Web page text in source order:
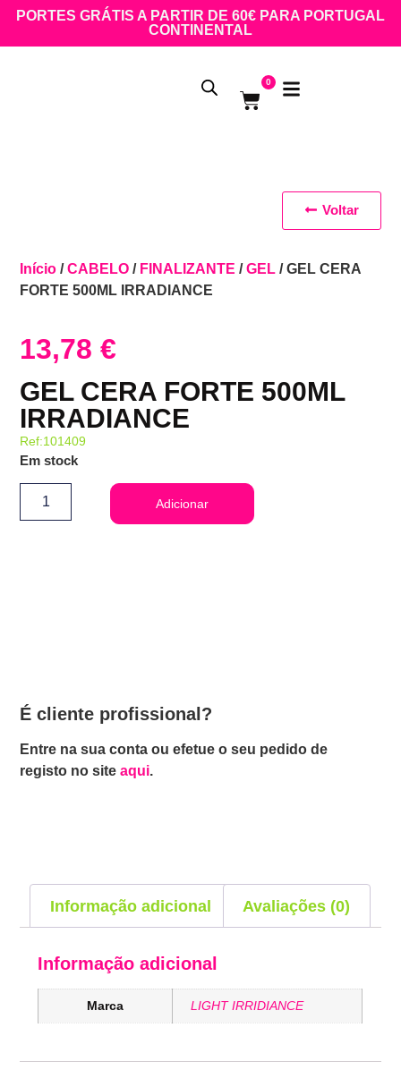
PORTES GRÁTIS A PARTIR DE 60€ PARA PORTUGAL
CONTINENTAL
0
Início /CABELO / FINALIZANTE /GEL / GEL CERA
FORTE 500ML IRRADIANCE
13,78€
GEL CERA FORTE 500ML
IRRADIANCE
Ref:101409
Em stock
Adicionar
É cliente profissional?
Entre na sua conta ou efetue o seu pedido de
registo no siteaqui.
Voltar
Informação adicional Avaliações (0)
Informação adicional
Marca LIGHT IRRIDIANCE